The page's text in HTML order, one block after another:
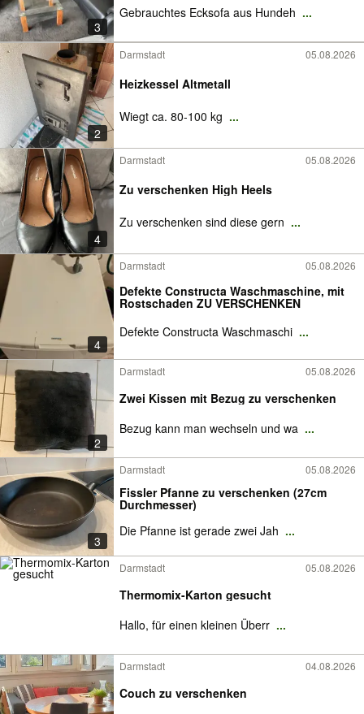
3
Gebrauchtes Ecksofa aus Hundeh ...
2
Darmstadt 05.08.2026
Heizkessel Altmetall
Wiegt ca. 80-100 kg ...
4
Darmstadt 05.08.2026
Zu verschenken High Heels
Zu verschenken sind diese gern ...
4
Darmstadt 05.08.2026
Defekte Constructa Waschmaschine, mit
Rostschaden ZU VERSCHENKEN
Defekte Constructa Waschmaschi ...
2
Darmstadt 05.08.2026
Zwei Kissen mit Bezug zu verschenken
Bezug kann man wechseln und wa ...
3
Darmstadt 05.08.2026
Fissler Pfanne zu verschenken (27cm
Durchmesser)
Die Pfanne ist gerade zwei Jah ...
Darmstadt 05.08.2026
Thermomix-Karton gesucht
Hallo, für einen kleinen Überr ...
Darmstadt 04.08.2026
Couch zu verschenken